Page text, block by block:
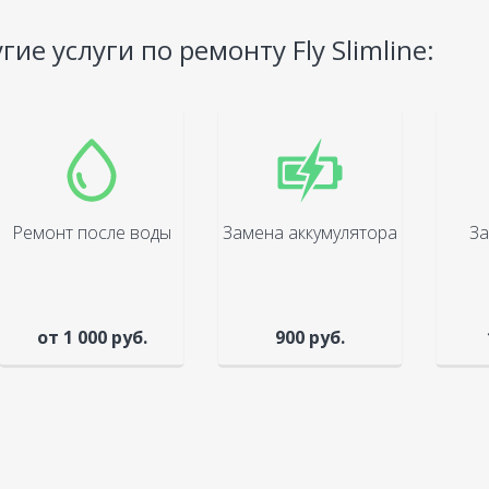
услуги по ремонту Fly Slimline:
Ремонт после воды
от 1 000 руб.
Замена аккумулятора
900 руб.